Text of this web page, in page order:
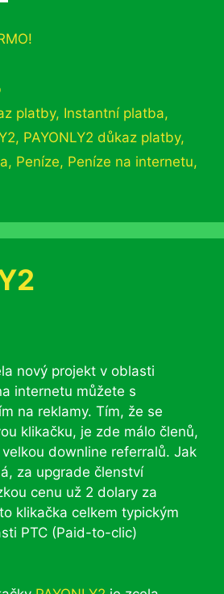
platby, Instantní platba,
, PAYONLY2 důkaz platby,
, Peníze, Peníze na internetu,
nový projekt v oblasti
internetu můžete s
na reklamy. Tím, že se
klikačku, je zde málo členů,
downline referralů. Jak
za upgrade členství
cenu už 2 dolary za
klikačka celkem typickým
PTC (Paid-to-clic)